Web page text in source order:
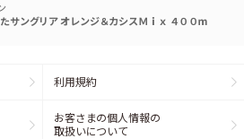
サングリア オレンジ＆カシスＭｉｘ ４００ｍ
利用規約
お客さまの個人情報の
取扱いについて